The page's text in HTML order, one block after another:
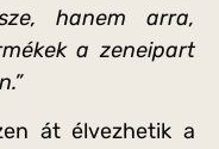
hanem arra,
a zeneipart
át élvezhetik a